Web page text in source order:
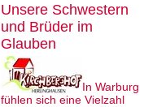
Unsere Schwestern
und Brüder im
Glauben
In Warburg
fühlen sich eine Vielzahl